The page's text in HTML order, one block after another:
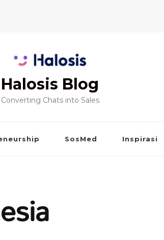
Halosis Blog
Converting Chats into Sales
SosMed Inspirasi